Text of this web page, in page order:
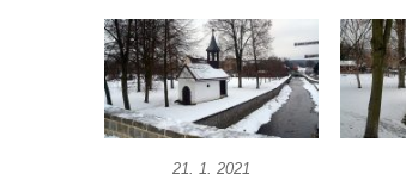
Křížová cesta Římov – XIV. kaple – U
Kaifáše (U Děvečky)
Křížová cesta Římov – XIII. kaple – U
21. 1. 2021